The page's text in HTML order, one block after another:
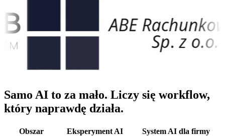
Samo AI to za mało. Liczy się workflow,
który naprawdę działa.
Obszar Eksperyment AI
System AI dla firmy